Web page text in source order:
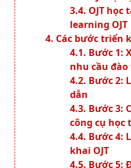
OJT học
learning OJT
Các bước triển
Bước 1:
nhu cầu đào
Bước 2:
dẫn
Bước 3:
công cụ học
Bước 4:
khai OJT
Bước 5: